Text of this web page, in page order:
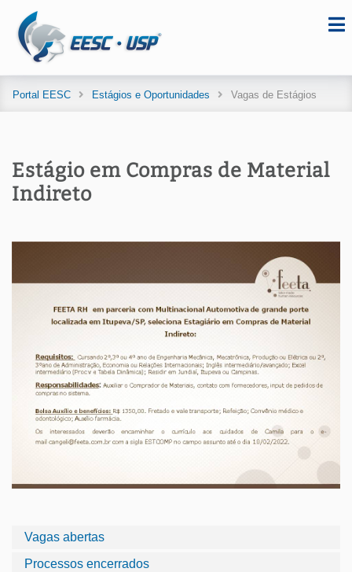
Portal EESC Estágios e Oportunidades Vagas de Estágios
Vagas abertas
Processos encerrados
Estágio em Compras de Material
Indireto